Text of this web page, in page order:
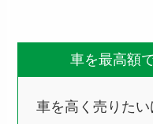
車を最高額
車を高く売りたい